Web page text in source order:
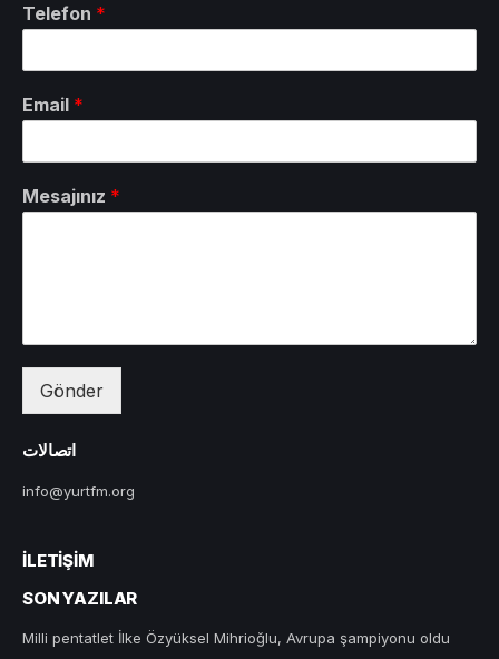
Telefon *
Email *
Mesajınız *
Gönder
اتصالات
info@yurtfm.org
İLETIŞIM
SON YAZILAR
Milli pentatlet İlke Özyüksel Mihrioğlu, Avrupa şampiyonu oldu